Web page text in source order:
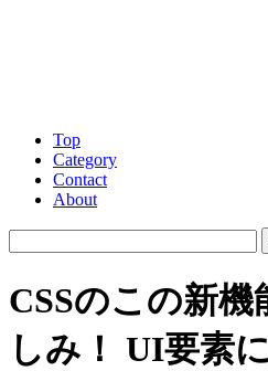
Top
Category
Contact
About
CSSのこの新
しみ！ UI要素